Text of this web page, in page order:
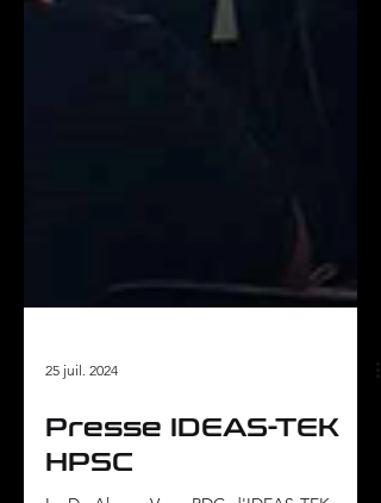
25 juil. 2024
Presse IDEAS-TEK